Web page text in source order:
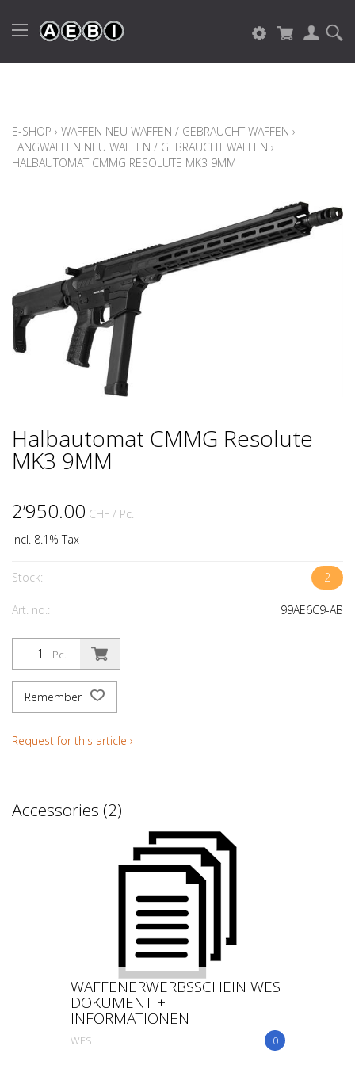
E-SHOP › WAFFEN NEU WAFFEN / GEBRAUCHT WAFFEN ›
LANGWAFFEN NEU WAFFEN / GEBRAUCHT WAFFEN ›
HALBAUTOMAT CMMG RESOLUTE MK3 9MM
Halbautomat CMMG Resolute
MK3 9MM
2’950.00 CHF / Pc.
incl. 8.1% Tax
Stock: 2
Art. no.: 99AE6C9-AB
Pc.
Remember
Request for this article ›
Accessories (2)
WAFFENERWERBSSCHEIN WES
DOKUMENT +
INFORMATIONEN
0
WES